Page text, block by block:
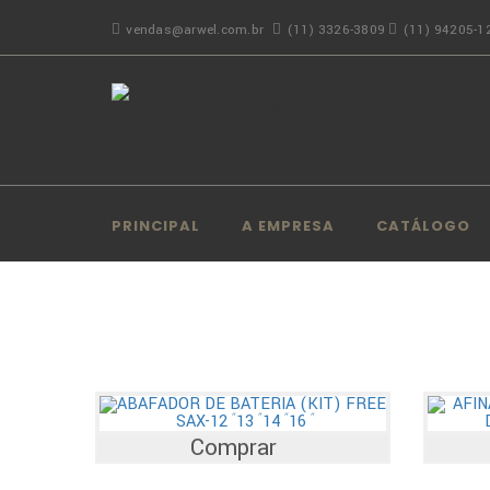
vendas@arwel.com.br (11) 3326-3809 (11) 94205-
PRINCIPAL A EMPRESA CATÁLOGO
Comprar